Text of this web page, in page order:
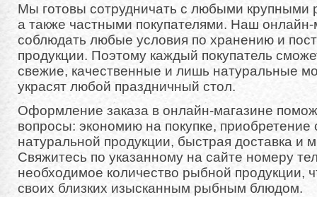
Мы готовы сотрудничать с любыми
а также частными покупателями. Наш онлайн-
соблюдать любые условия по хранению и
продукции. Поэтому каждый покупатель
свежие, качественные и лишь натуральные
украсят любой праздничный стол.
Оформление заказа в онлайн-магазине
вопросы: экономию на покупке, приобретение
натуральной продукции, быстрая доставка и
Свяжитесь по указанному на сайте номеру
необходимое количество рыбной продукции,
своих близких изысканным рыбным блюдом.